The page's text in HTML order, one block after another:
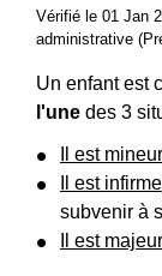
Vérifié le 01 Jan
administrative
Un enfant est
l'une des 3
Il est
Il est infirme
subvenir à
Il est